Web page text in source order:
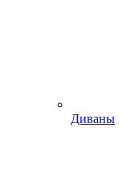
Диваны